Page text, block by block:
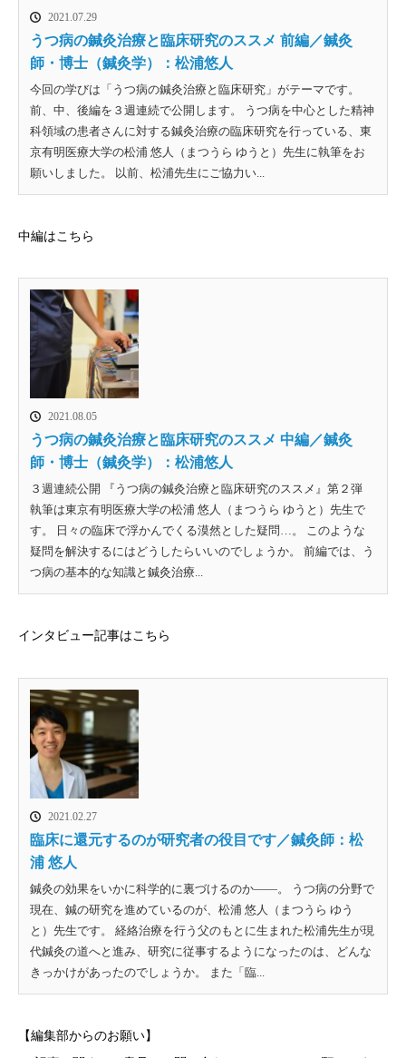
2021.07.29
うつ病の鍼灸治療と臨床研究のススメ 前編／鍼灸
師・博士（鍼灸学）：松浦悠人
今回の学びは「うつ病の鍼灸治療と臨床研究」がテーマです。
前、中、後編を３週連続で公開します。 うつ病を中心とした精神
科領域の患者さんに対する鍼灸治療の臨床研究を行っている、東
京有明医療大学の松浦 悠人（まつうら ゆうと）先生に執筆をお
願いしました。 以前、松浦先生にご協力い...
中編はこちら
2021.08.05
うつ病の鍼灸治療と臨床研究のススメ 中編／鍼灸
師・博士（鍼灸学）：松浦悠人
３週連続公開 『うつ病の鍼灸治療と臨床研究のススメ』第２弾
執筆は東京有明医療大学の松浦 悠人（まつうら ゆうと）先生で
す。 日々の臨床で浮かんでくる漠然とした疑問…。 このような
疑問を解決するにはどうしたらいいのでしょうか。 前編では、う
つ病の基本的な知識と鍼灸治療...
インタビュー記事はこちら
2021.02.27
臨床に還元するのが研究者の役目です／鍼灸師：松
浦 悠人
鍼灸の効果をいかに科学的に裏づけるのか――。 うつ病の分野で
現在、鍼の研究を進めているのが、松浦 悠人（まつうら ゆう
と）先生です。 経絡治療を行う父のもとに生まれた松浦先生が現
代鍼灸の道へと進み、研究に従事するようになったのは、どんな
きっかけがあったのでしょうか。 また「臨...
【編集部からのお願い】